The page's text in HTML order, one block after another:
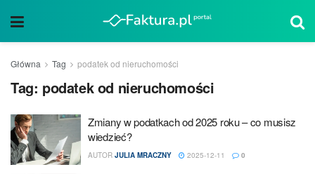
Główna Tag podatek od nieruchomości
Tag: podatek od nieruchomości
Zmiany w podatkach od 2025 roku – co musisz
wiedzieć?
AUTOR JULIA MRACZNY 2025-12-11 0